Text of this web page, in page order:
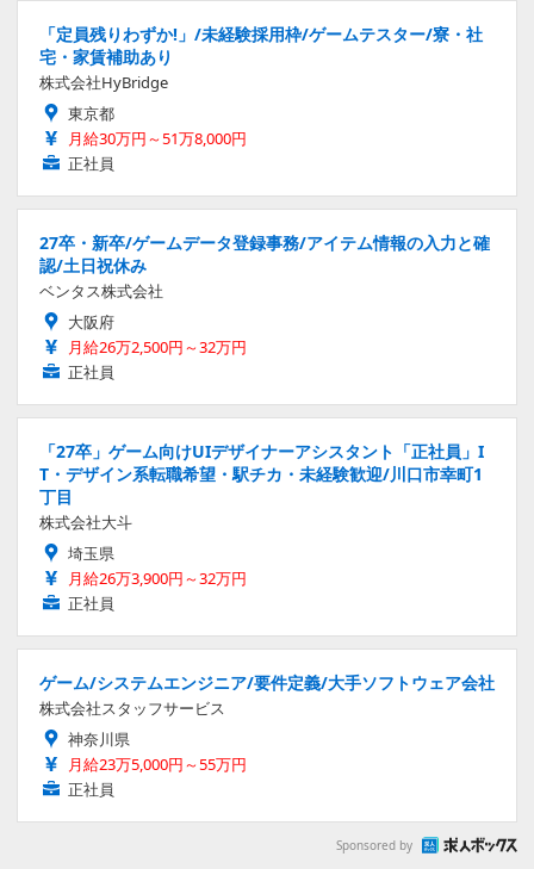
「定員残りわずか!」/未経験採用枠/ゲームテスター/寮・社
宅・家賃補助あり
株式会社HyBridge
東京都
月給30万円～51万8,000円
正社員
27卒・新卒/ゲームデータ登録事務/アイテム情報の入力と確
認/土日祝休み
ベンタス株式会社
大阪府
月給26万2,500円～32万円
正社員
「27卒」ゲーム向けUIデザイナーアシスタント「正社員」I
T・デザイン系転職希望・駅チカ・未経験歓迎/川口市幸町1
丁目
株式会社大斗
埼玉県
月給26万3,900円～32万円
正社員
ゲーム/システムエンジニア/要件定義/大手ソフトウェア会社
株式会社スタッフサービス
神奈川県
月給23万5,000円～55万円
正社員
Sponsored by